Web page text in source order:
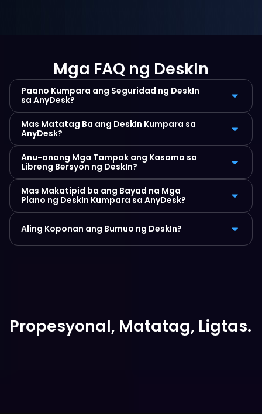
Mga FAQ ng DeskIn
Paano Kumpara ang Seguridad ng DeskIn
sa AnyDesk?
Mas Matatag Ba ang DeskIn Kumpara sa
AnyDesk?
Anu-anong Mga Tampok ang Kasama sa
Libreng Bersyon ng DeskIn?
Mas Makatipid ba ang Bayad na Mga
Plano ng DeskIn Kumpara sa AnyDesk?
Aling Koponan ang Bumuo ng DeskIn?
Propesyonal, Matatag, Ligtas.